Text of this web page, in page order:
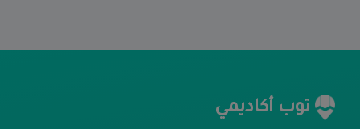
توب أكاديمي